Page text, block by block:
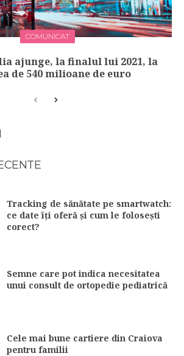
COMUNICAT
ajunge, la finalul lui 2021, la
de 540 milioane de euro
Tracking de sănătate pe smartwatch:
ce date îți oferă și cum le folosești
corect?
Semne care pot indica necesitatea
unui consult de ortopedie pediatrică
Cele mai bune cartiere din Craiova
pentru familii